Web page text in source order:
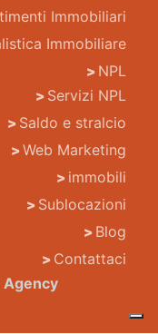
Immobiliari
Immobiliare
NPL
Servizi NPL
Saldo e stralcio
Web Marketing
immobili
Sublocazioni
Blog
Contattaci